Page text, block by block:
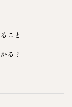
こと
る？